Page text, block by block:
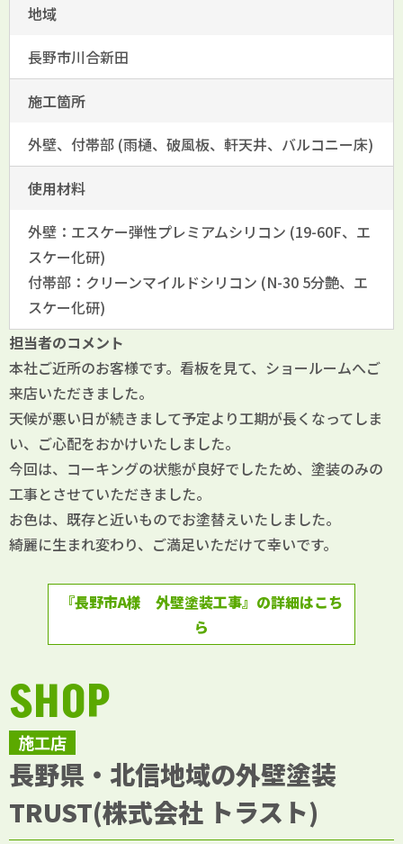
地域
長野市川合新田
施工箇所
外壁、付帯部 (雨樋、破風板、軒天井、バルコニー床)
使用材料
外壁：エスケー弾性プレミアムシリコン (19-60F、エ
スケー化研)
付帯部：クリーンマイルドシリコン (N-30 5分艶、エ
スケー化研)
担当者のコメント
本社ご近所のお客様です。看板を見て、ショールームへご
来店いただきました。
天候が悪い日が続きまして予定より工期が長くなってしま
い、ご心配をおかけいたしました。
今回は、コーキングの状態が良好でしたため、塗装のみの
工事とさせていただきました。
お色は、既存と近いものでお塗替えいたしました。
綺麗に生まれ変わり、ご満足いただけて幸いです。
『長野市A様 外壁塗装工事』の詳細はこち
ら
施工店
SHOP
長野県・北信地域の外壁塗装
TRUST(株式会社 トラスト)